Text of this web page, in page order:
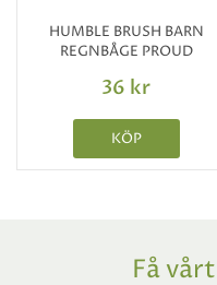
HUMBLE BRUSH BARN
REGNBÅGE PROUD
36 kr
KÖP
Få